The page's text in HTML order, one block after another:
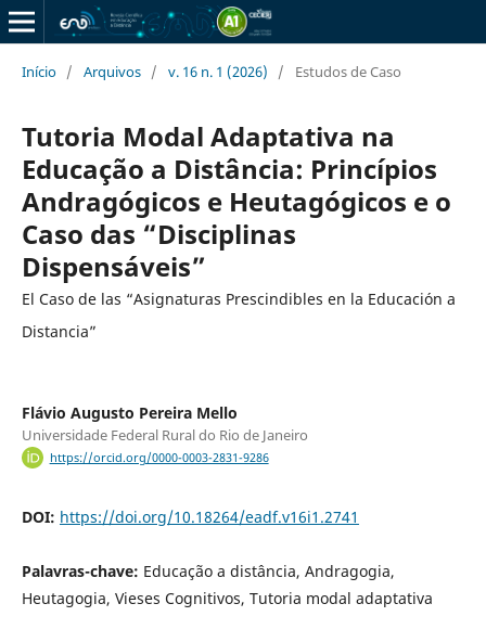
Início / Arquivos / v. 16 n. 1 (2026) / Estudos de Caso
Tutoria Modal Adaptativa na
Educação a Distância: Princípios
Andragógicos e Heutagógicos e o
Caso das “Disciplinas
Dispensáveis”
El Caso de las “Asignaturas Prescindibles en la Educación a
Distancia”
Flávio Augusto Pereira Mello
Universidade Federal Rural do Rio de Janeiro
https://orcid.org/0000-0003-2831-9286
DOI: https://doi.org/10.18264/eadf.v16i1.2741
Palavras-chave: Educação a distância, Andragogia,
Heutagogia, Vieses Cognitivos, Tutoria modal adaptativa